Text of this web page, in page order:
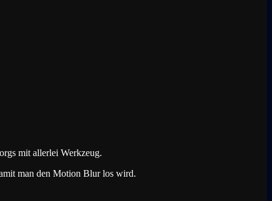
mit allerlei Werkzeug.
man den Motion Blur los wird.